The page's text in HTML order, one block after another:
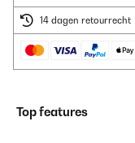
14 dagen retourrecht
Top features